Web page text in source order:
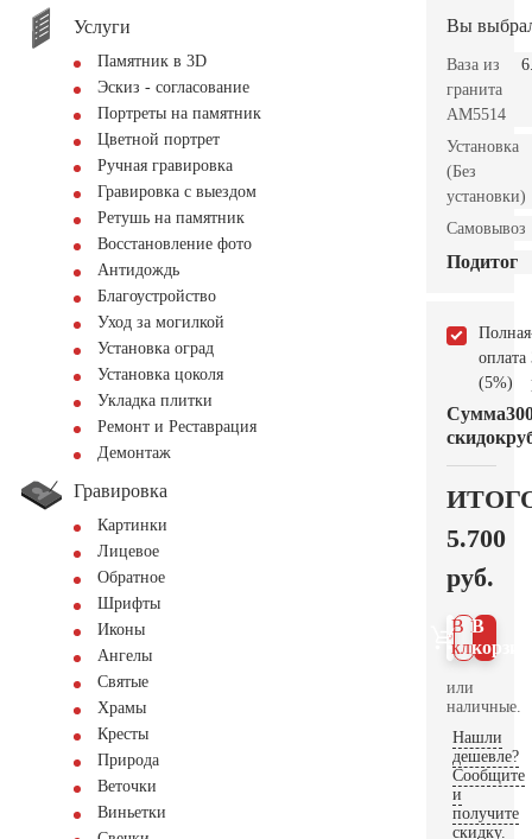
Услуги
Памятник в 3D
Эскиз - согласование
Портреты на памятник
Цветной портрет
Ручная гравировка
Гравировка с выездом
Ретушь на памятник
Восстановление фото
Антидождь
Благоустройство
Уход за могилкой
Установка оград
Установка цоколя
Укладка плитки
Ремонт и Реставрация
Демонтаж
Гравировка
Картинки
Лицевое
Обратное
Шрифты
Иконы
Ангелы
Святые
Храмы
Кресты
Природа
Веточки
Виньетки
Вы
Ваза из
гранита
AM5514
Установка
(Без
установки)
Самовывоз
Подитог
Полная
оплата
(5%)
Сумма
скидок
5.700
руб.
В
В 1
клик
или
наличные.
Нашли
дешевле?
Сообщите
и
получите
скидку.